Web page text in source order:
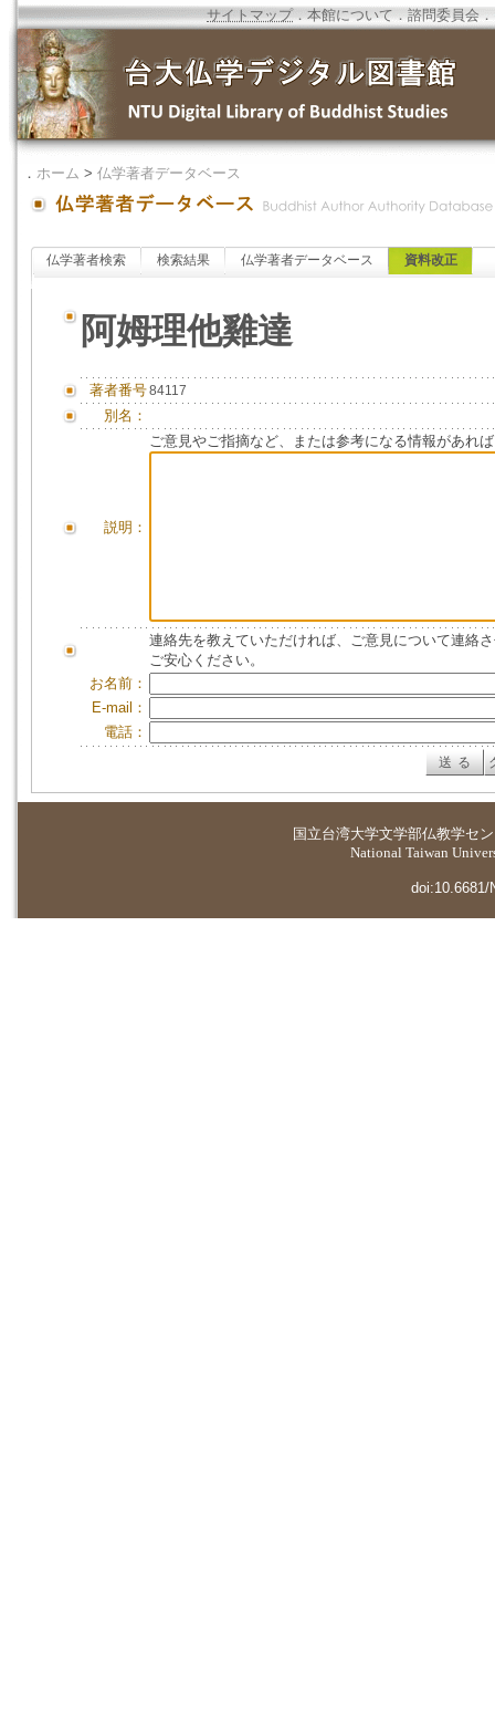
サイトマップ．本館について ．諮問委員会 ．
． ホーム > 仏学著者データベース
仏学著者検索 検索結果 仏学著者データベース 資料改正
阿姆理他雞達
著者番号84117
別名：
説明：
ご意見やご指摘など、または参考になる情報があれ
連絡先を教えていただければ、ご意見について連絡
ご安心ください。
お名前：
E-mail：
電話：
国立台湾大学文学部仏教学セ
National Taiwan
doi:10.6681/